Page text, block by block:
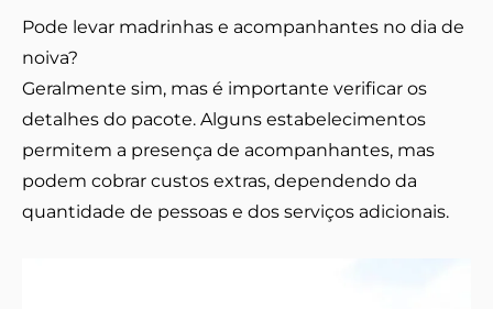
Pode levar madrinhas e acompanhantes no dia de
noiva?
Geralmente sim, mas é importante verificar os
detalhes do pacote. Alguns estabelecimentos
permitem a presença de acompanhantes, mas
podem cobrar custos extras, dependendo da
quantidade de pessoas e dos serviços adicionais.